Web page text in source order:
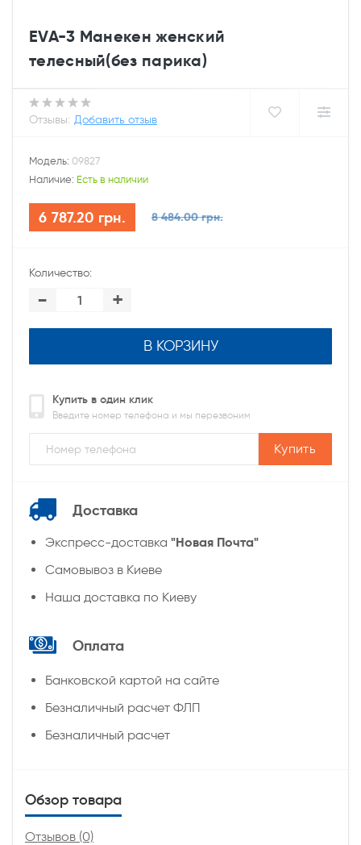
EVA-3 Манекен женский
телесный(без парика)
Отзывы: Добавить отзыв
Модель: 09827
Наличие: Есть в наличии
6 787.20 грн. 8 484.00 грн.
Количество:
- +
В КОРЗИНУ
Купить в один клик
Введите номер телефона и мы перезвоним
Купить
Доставка
Экспресс-доставка "Новая Почта"
Самовывоз в Киеве
Наша доставка по Киеву
Оплата
Банковской картой на сайте
Безналичный расчет ФЛП
Безналичный расчет
Обзор товара
Отзывов (0)